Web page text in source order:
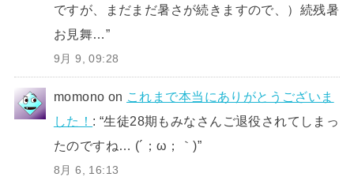
ですが、まだまだ暑さが続きますので、）続残暑
お見舞…”
9月 9, 09:28
momono on これまで本当にありがとうございま
した！ : “生徒28期もみなさんご退役されてしまっ
たのですね… (´；ω；｀)”
8月 6, 16:13